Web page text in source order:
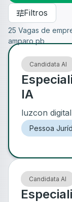
Filtros
25 Vagas de
amparo pb
Candidata AI
IA
luzcon
Pessoa
Candidata AI